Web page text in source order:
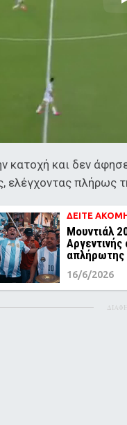
κατοχή και δεν
ελέγχοντας πλήρως
ΔΕΙΤΕ
Μουντιάλ
απλήρωτης
16/6/2026